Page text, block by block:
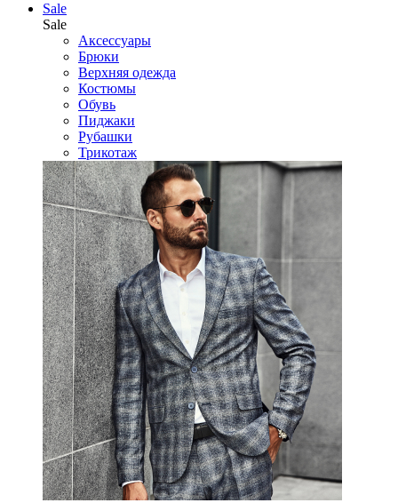
Sale
Sale
Аксессуары
Брюки
Верхняя одежда
Костюмы
Обувь
Пиджаки
Рубашки
Трикотаж